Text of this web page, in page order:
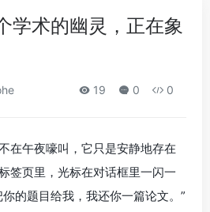
学术的幽灵，正在象
19 0 0
在午夜嚎叫，它只是安静地存在
签页里，光标在对话框里一闪一
的题目给我，我还你一篇论文。”